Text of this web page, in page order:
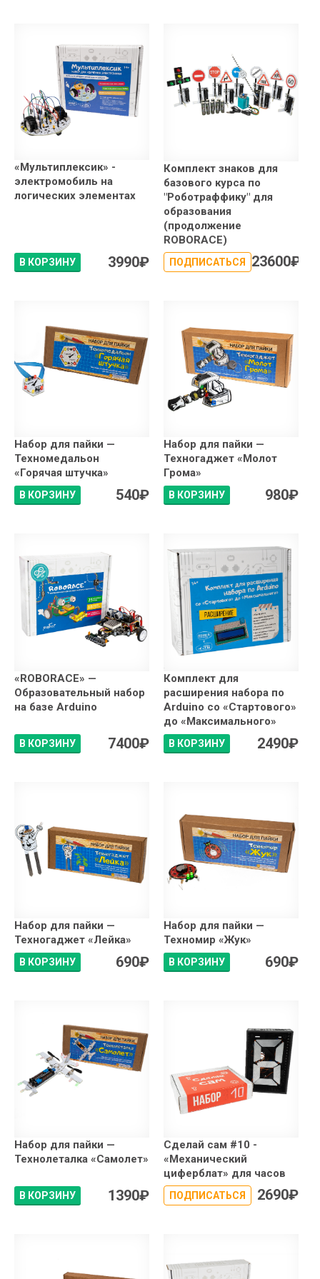
«Мультиплексик» -
электромобиль на
логических элементах
В КОРЗИНУ 3990₽
Комплект знаков для
базового курса по
"Роботраффику" для
образования
(продолжение
ROBORACE)
ПОДПИСАТЬСЯ 23600₽
Набор для пайки —
Техномедальон
«Горячая штучка»
В КОРЗИНУ 540₽
Набор для пайки —
Техногаджет «Молот
Грома»
В КОРЗИНУ 980₽
«ROBORACE» —
Образовательный набор
на базе Arduino
В КОРЗИНУ 7400₽
Комплект для
расширения набора по
Arduino со «Стартового»
до «Максимального»
В КОРЗИНУ 2490₽
Набор для пайки —
Техногаджет «Лейка»
В КОРЗИНУ 690₽
Набор для пайки —
Техномир «Жук»
В КОРЗИНУ 690₽
Набор для пайки —
Технолеталка «Самолет»
В КОРЗИНУ 1390₽
Сделай сам #10 -
«Механический
циферблат» для часов
ПОДПИСАТЬСЯ 2690₽